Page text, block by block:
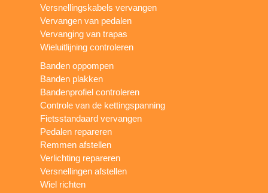
Versnellingskabels vervangen
Vervangen van pedalen
Vervanging van trapas
Wieluitlijning controleren
Banden oppompen
Banden plakken
Bandenprofiel controleren
Controle van de kettingspanning
Fietsstandaard vervangen
Pedalen repareren
Remmen afstellen
Verlichting repareren
Versnellingen afstellen
Wiel richten